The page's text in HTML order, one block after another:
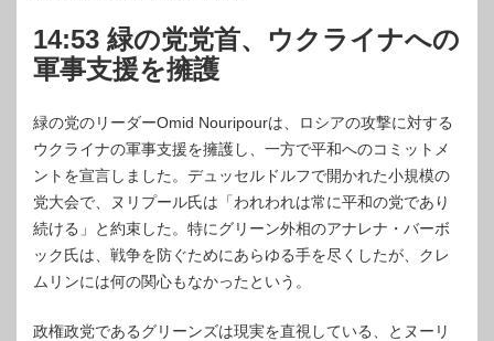
14:53 緑の党党首、ウクライナへの
軍事支援を擁護
緑の党のリーダーOmid Nouripourは、ロシアの攻撃に対する
ウクライナの軍事支援を擁護し、一方で平和へのコミットメ
ントを宣言しました。デュッセルドルフで開かれた小規模の
党大会で、ヌリプール氏は「われわれは常に平和の党であり
続ける」と約束した。特にグリーン外相のアナレナ・バーボ
ック氏は、戦争を防ぐためにあらゆる手を尽くしたが、クレ
ムリンには何の関心もなかったという。
政権政党であるグリーンズは現実を直視している、とヌーリ